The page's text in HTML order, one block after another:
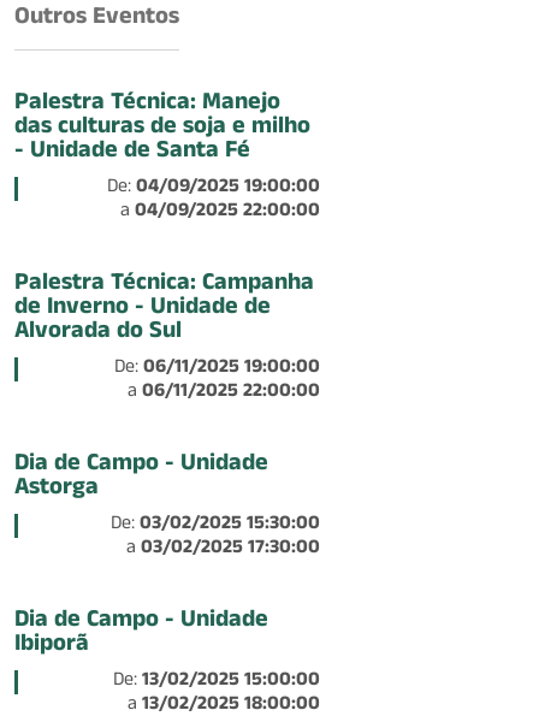
Outros Eventos
Palestra Técnica: Manejo
das culturas de soja e milho
- Unidade de Santa Fé
De:04/09/2025 19:00:00
a04/09/2025 22:00:00
Palestra Técnica: Campanha
de Inverno - Unidade de
Alvorada do Sul
De:06/11/2025 19:00:00
a06/11/2025 22:00:00
Dia de Campo - Unidade
Astorga
De:03/02/2025 15:30:00
a03/02/2025 17:30:00
Dia de Campo - Unidade
Ibiporã
De:13/02/2025 15:00:00
a13/02/2025 18:00:00